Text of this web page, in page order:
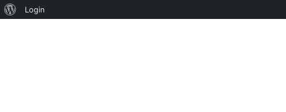
Sobre
Login